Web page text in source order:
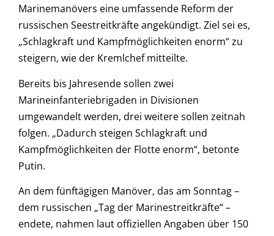
Marinemanövers eine umfassende Reform der
russischen Seestreitkräfte angekündigt. Ziel sei es,
„Schlagkraft und Kampfmöglichkeiten enorm“ zu
steigern, wie der Kremlchef mitteilte.
Bereits bis Jahresende sollen zwei
Marineinfanteriebrigaden in Divisionen
umgewandelt werden, drei weitere sollen zeitnah
folgen. „Dadurch steigen Schlagkraft und
Kampfmöglichkeiten der Flotte enorm“, betonte
Putin.
An dem fünftägigen Manöver, das am Sonntag –
dem russischen „Tag der Marinestreitkräfte“ –
endete, nahmen laut offiziellen Angaben über 150